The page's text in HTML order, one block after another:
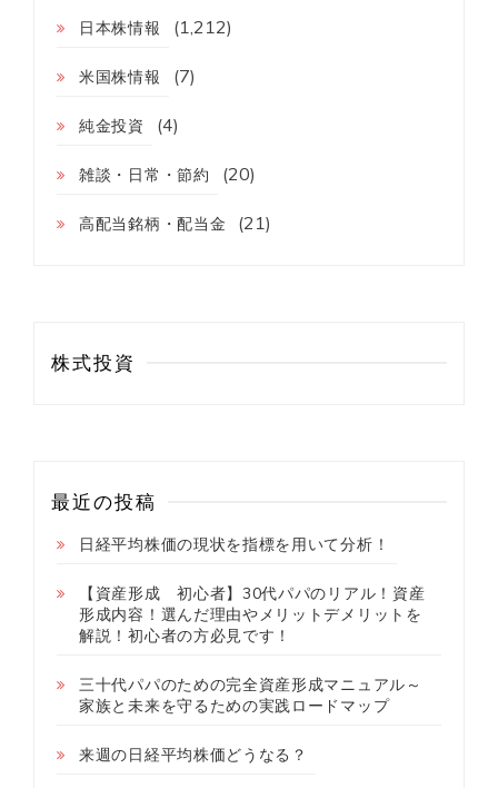
日本株情報 (1,212)
米国株情報 (7)
純金投資 (4)
雑談・日常・節約 (20)
高配当銘柄・配当金 (21)
株式投資
最近の投稿
日経平均株価の現状を指標を用いて分析！
【資産形成 初心者】30代パパのリアル！資産
形成内容！選んだ理由やメリットデメリットを
解説！初心者の方必見です！
三十代パパのための完全資産形成マニュアル～
家族と未来を守るための実践ロードマップ
来週の日経平均株価どうなる？